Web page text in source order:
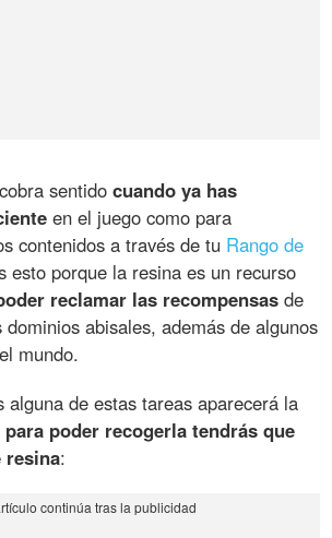
sentidocuando ya has
en el juego como para
contenidos a través de tu Rango de
esto porque la resina es un recurso
reclamar las recompensas de
abisales, además de algunos
mundo.
alguna de estas tareas aparecerá la
para poder recogerla tendrás que
resina: